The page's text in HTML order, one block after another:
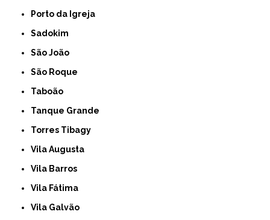
Porto da Igreja
Sadokim
São João
São Roque
Taboão
Tanque Grande
Torres Tibagy
Vila Augusta
Vila Barros
Vila Fátima
Vila Galvão